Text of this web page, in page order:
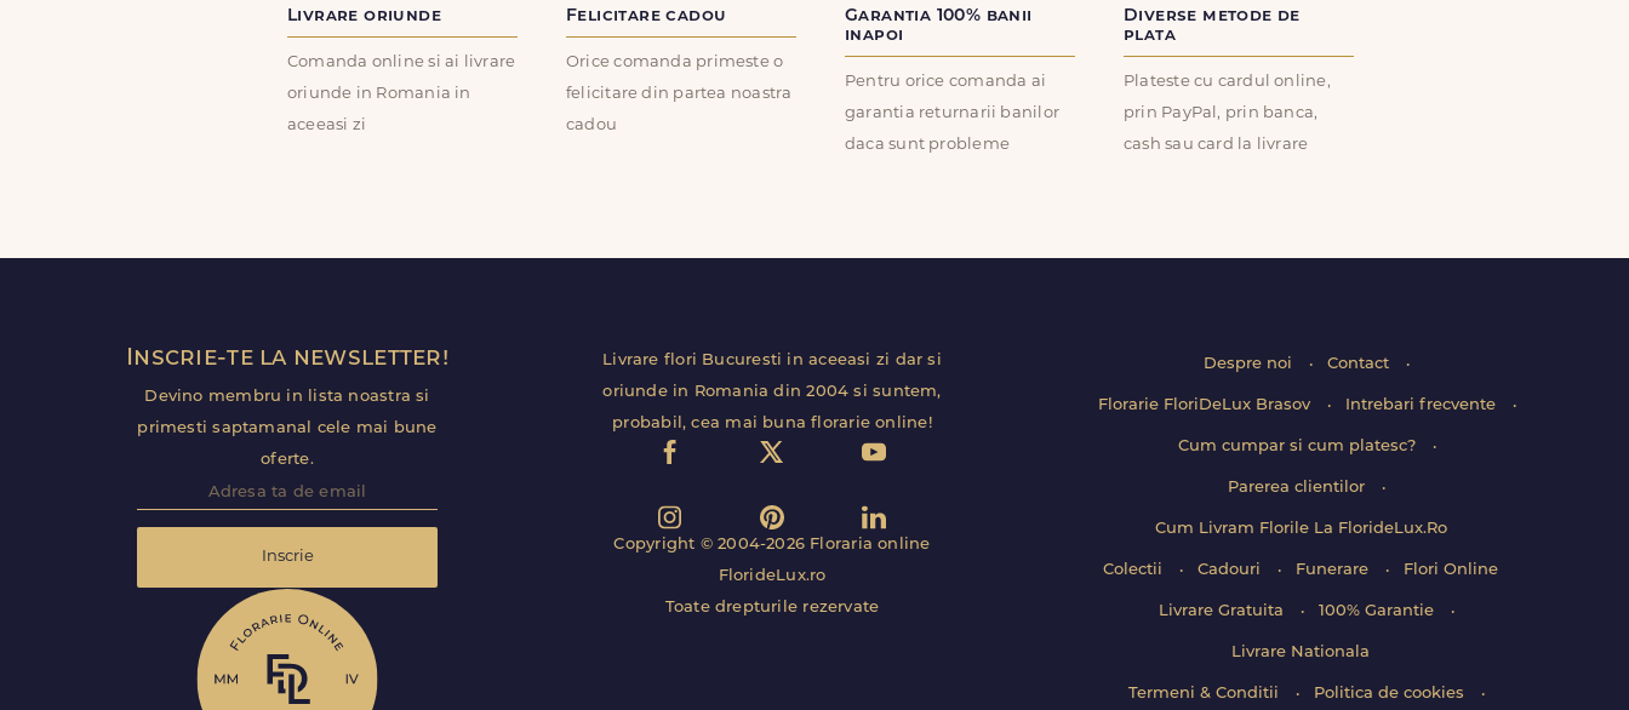
Livrare oriunde
Comanda online si ai livrare
oriunde in Romania in
aceeasi zi
Felicitare cadou
Orice comanda primeste o
felicitare din partea noastra
cadou
Garantia 100% banii
inapoi
Pentru orice comanda ai
garantia returnarii banilor
daca sunt probleme
Diverse metode de
plata
Plateste cu cardul online,
prin PayPal, prin banca,
cash sau card la livrare
Inscrie-te la newsletter!
Devino membru in lista noastra si
primesti saptamanal cele mai bune
oferte.
Inscrie
Livrare flori Bucuresti in aceeasi zi dar si
oriunde in Romania din 2004 si suntem,
probabil, cea mai buna florarie online!
Copyright © 2004-2026 Floraria online
FlorideLux.ro
Toate drepturile rezervate
Despre noi Contact
Florarie FloriDeLux Brasov Intrebari frecvente
Cum cumpar si cum platesc?
Parerea clientilor
Cum Livram Florile La FlorideLux.Ro
Colectii Cadouri Funerare Flori Online
Livrare Gratuita 100% Garantie
Livrare Nationala
Termeni & Conditii Politica de cookies